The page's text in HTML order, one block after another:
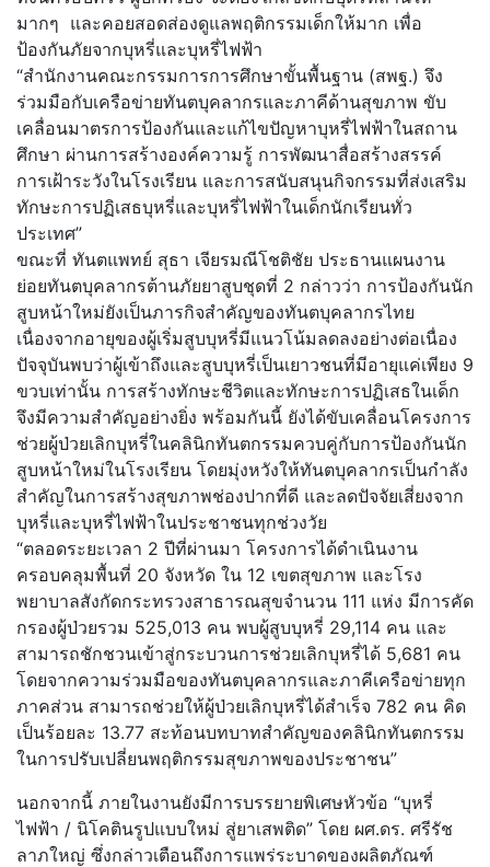
มากๆ และคอยสอดส่องดูแลพฤติกรรมเด็กให้มาก เพื่อ
ป้องกันภัยจากบุหรี่และบุหรี่ไฟฟ้า
“สำนักงานคณะกรรมการการศึกษาขั้นพื้นฐาน (สพฐ.) จึง
ร่วมมือกับเครือข่ายทันตบุคลากรและภาคีด้านสุขภาพ ขับ
เคลื่อนมาตรการป้องกันและแก้ไขปัญหาบุหรี่ไฟฟ้าในสถาน
ศึกษา ผ่านการสร้างองค์ความรู้ การพัฒนาสื่อสร้างสรรค์
การเฝ้าระวังในโรงเรียน และการสนับสนุนกิจกรรมที่ส่งเสริม
ทักษะการปฏิเสธบุหรี่และบุหรี่ไฟฟ้าในเด็กนักเรียนทั่ว
ประเทศ”
ขณะที่ ทันตแพทย์ สุธา เจียรมณีโชติชัย ประธานแผนงาน
ย่อยทันตบุคลากรต้านภัยยาสูบชุดที่ 2 กล่าวว่า การป้องกันนัก
สูบหน้าใหม่ยังเป็นภารกิจสำคัญของทันตบุคลากรไทย
เนื่องจากอายุของผู้เริ่มสูบบุหรี่มีแนวโน้มลดลงอย่างต่อเนื่อง
ปัจจุบันพบว่าผู้เข้าถึงและสูบบุหรี่เป็นเยาวชนที่มีอายุแค่เพียง 9
ขวบเท่านั้น การสร้างทักษะชีวิตและทักษะการปฏิเสธในเด็ก
จึงมีความสำคัญอย่างยิ่ง พร้อมกันนี้ ยังได้ขับเคลื่อนโครงการ
ช่วยผู้ป่วยเลิกบุหรี่ในคลินิกทันตกรรมควบคู่กับการป้องกันนัก
สูบหน้าใหม่ในโรงเรียน โดยมุ่งหวังให้ทันตบุคลากรเป็นกำลัง
สำคัญในการสร้างสุขภาพช่องปากที่ดี และลดปัจจัยเสี่ยงจาก
บุหรี่และบุหรี่ไฟฟ้าในประชาชนทุกช่วงวัย
“ตลอดระยะเวลา 2 ปีที่ผ่านมา โครงการได้ดำเนินงาน
ครอบคลุมพื้นที่ 20 จังหวัด ใน 12 เขตสุขภาพ และโรง
พยาบาลสังกัดกระทรวงสาธารณสุขจำนวน 111 แห่ง มีการคัด
กรองผู้ป่วยรวม 525,013 คน พบผู้สูบบุหรี่ 29,114 คน และ
สามารถชักชวนเข้าสู่กระบวนการช่วยเลิกบุหรี่ได้ 5,681 คน
โดยจากความร่วมมือของทันตบุคลากรและภาคีเครือข่ายทุก
ภาคส่วน สามารถช่วยให้ผู้ป่วยเลิกบุหรี่ได้สำเร็จ 782 คน คิด
เป็นร้อยละ 13.77 สะท้อนบทบาทสำคัญของคลินิกทันตกรรม
ในการปรับเปลี่ยนพฤติกรรมสุขภาพของประชาชน”
นอกจากนี้ ภายในงานยังมีการบรรยายพิเศษหัวข้อ “บุหรี่
ไฟฟ้า / นิโคตินรูปแบบใหม่ สู่ยาเสพติด” โดย ผศ.ดร. ศรีรัช
ลาภใหญ่ ซึ่งกล่าวเตือนถึงการแพร่ระบาดของผลิตภัณฑ์